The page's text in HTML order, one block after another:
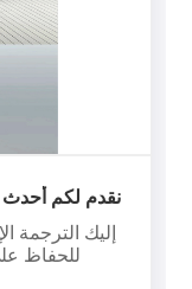
نقدم لكم أحدث
إليك الترجمة
للحفاظ